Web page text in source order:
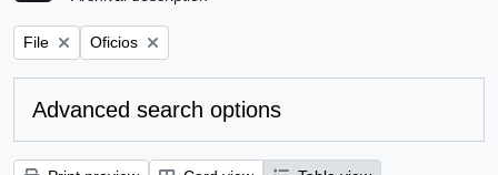
Remove filter:
File Remove filter:
Oficios
Advanced search options